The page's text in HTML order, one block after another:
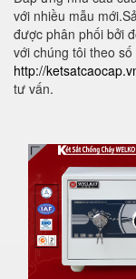
với nhiều mẫu
được phân phối bởi
với chúng tôi theo
http://
tư vấn.